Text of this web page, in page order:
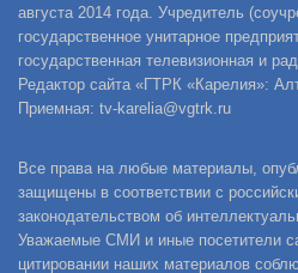
августа 2014 года. Учредитель
государственное унитарное
государственная телевизионная и
Редактор сайта «ГТРК «Карелия»:
Приемная: tv-karelia@vgtrk.ru
Все права на любые материалы,
защищены в соответствии с
законодательством об
Уважаемые СМИ и иные посетители
цитировании наших материалов